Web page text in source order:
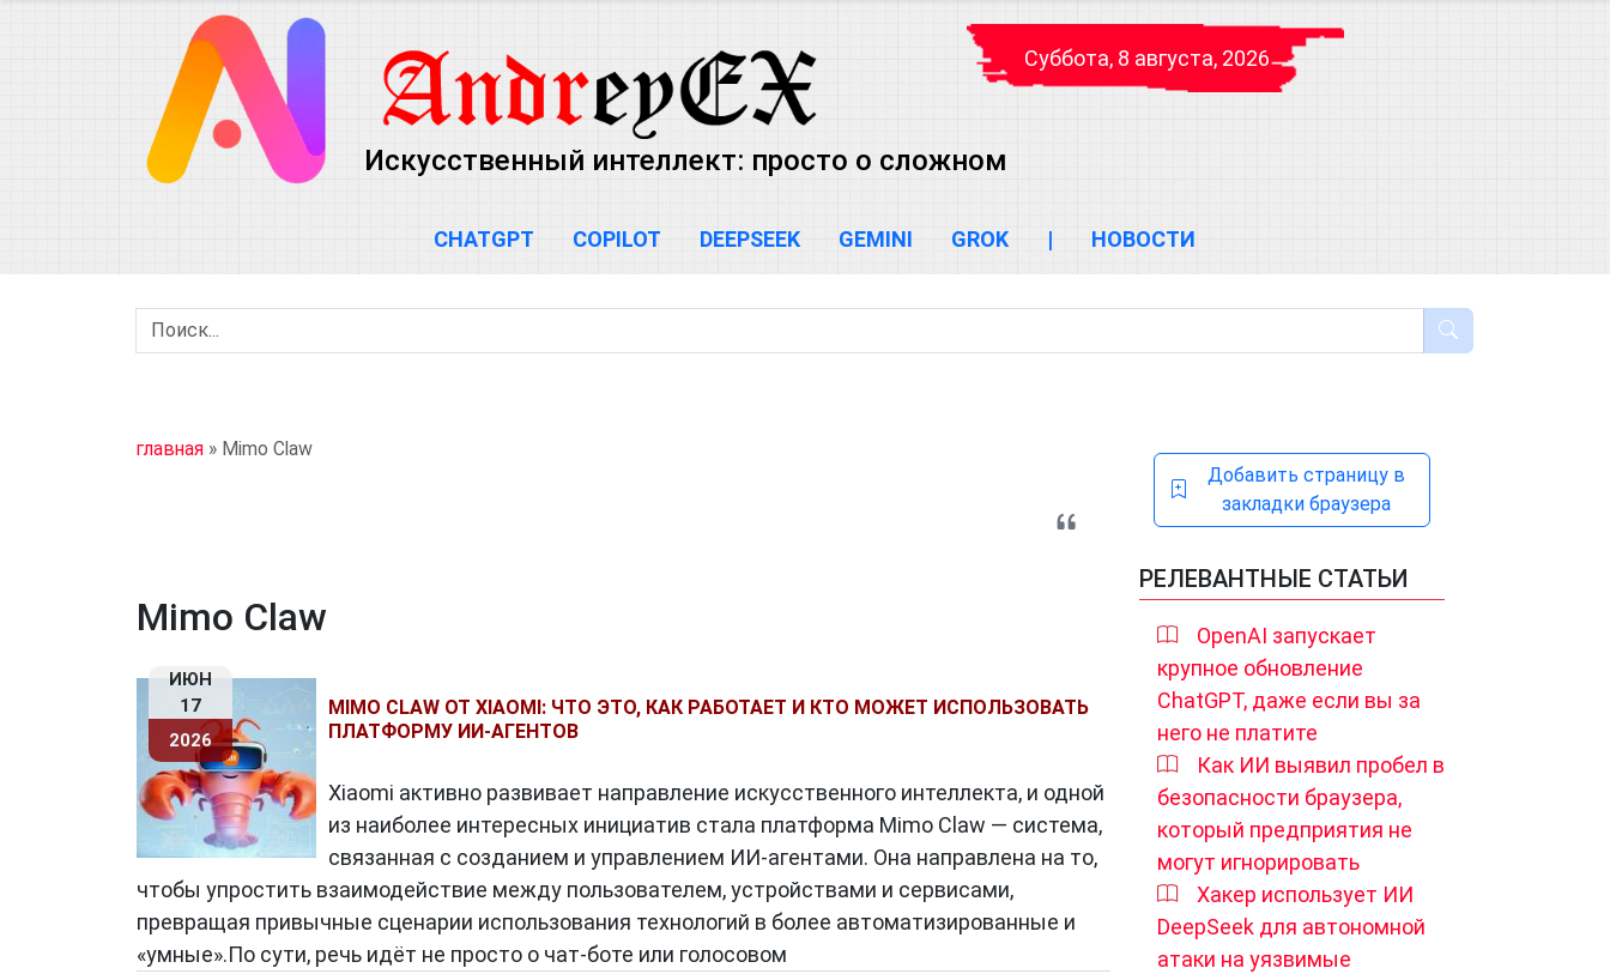
Суббота, 8 августа, 2026
Искусственный интеллект: просто о сложном
CHATGPT COPILOT DEEPSEEK GEMINI GROK | НОВОСТИ
главная » Mimo Claw
Mimo Claw
ИЮН
17
2026
MIMO CLAW ОТ XIAOMI: ЧТО ЭТО, КАК РАБОТАЕТ И КТО МОЖЕТ ИСПОЛЬЗОВАТЬ
ПЛАТФОРМУ ИИ-АГЕНТОВ
Xiaomi активно развивает направление искусственного интеллекта, и одной
из наиболее интересных инициатив стала платформа Mimo Claw — система,
связанная с созданием и управлением ИИ-агентами. Она направлена на то,
чтобы упростить взаимодействие между пользователем, устройствами и сервисами,
превращая привычные сценарии использования технологий в более автоматизированные и
«умные».По сути, речь идёт не просто о чат-боте или голосовом
Добавить страницу в
закладки браузера
РЕЛЕВАНТНЫЕ СТАТЬИ
OpenAI запускает
крупное обновление
ChatGPT, даже если вы за
него не платите
Как ИИ выявил пробел в
безопасности браузера,
который предприятия не
могут игнорировать
Хакер использует ИИ
DeepSeek для автономной
атаки на уязвимые